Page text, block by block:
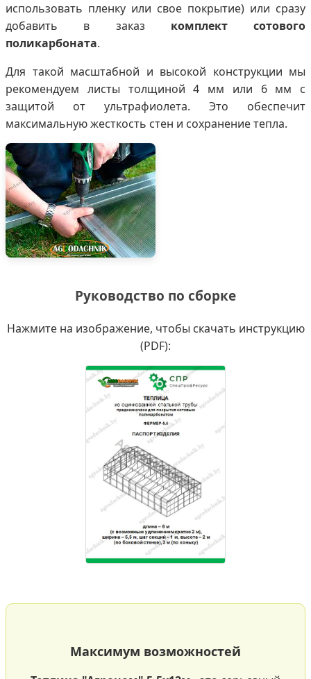
использовать пленку или свое покрытие) или сразу
добавить в заказ комплект сотового
поликарбоната.
Для такой масштабной и высокой конструкции мы
рекомендуем листы толщиной 4 мм или 6 мм с
защитой от ультрафиолета. Это обеспечит
максимальную жесткость стен и сохранение тепла.
Руководство по сборке
Нажмите на изображение, чтобы скачать инструкцию
(PDF):
Максимум возможностей